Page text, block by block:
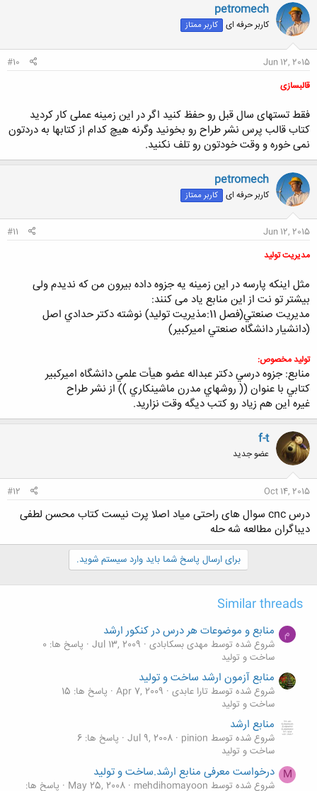
petromech
کاربر حرفه ای کاربر ممتاز
Jun 12, 2015
#10
قالبسازی
فقط تستهای سال قبل رو حفظ کنید اگر در این زمینه عملی کار کردید
کتاب قالب پرس نشر طراح رو بخونید وگرنه هیچ کدام از کتابها به دردتون
نمی خوره و وقت خودتون رو تلف نکنید.
petromech
کاربر حرفه ای کاربر ممتاز
Jun 12, 2015
#11
مدیریت تولید
مثل اینکه پارسه در این زمینه یه جزوه داده بیرون من که ندیدم ولی
بیشتر تو نت از این منابع یاد می کنند:
مديريت صنعتي(فصل 11:مذيريت توليد) نوشته دكتر حدادي اصل
(دانشيار دانشگاه صنعتي اميركبير)
توليد مخصوص:
منابع: جزوه درسي دكتر عبداله عضو هيأت علمي دانشگاه اميركبير
كتابي با عنوان (( روشهاي مدرن ماشينكاري )) از نشر طراح
غیره این هم زیاد رو کتب دیگه وقت نزارید.
f-t
عضو جدید
Oct 14, 2015
#12
درس cnc سوال های راحتی میاد اصلا پرت نیست کتاب محسن لطفی
دیباگران مطالعه شه حله
برای ارسال پاسخ شما باید وارد سیستم شوید.
Similar threads
م منابع و موضوعات هر درس در کنکور ارشد
شروع شده توسط مهدی بسکابادی Jul 13, 2009 پاسخ ها: 0
ساخت و تولید
منابع آزمون ارشد ساخت و تولید
شروع شده توسط تارا عابدی Apr 7, 2009 پاسخ ها: 15
ساخت و تولید
منابع ارشد
شروع شده توسط pinion Jul 9, 2008 پاسخ ها: 6
ساخت و تولید
M درخواست معرفی منابع ارشد.ساخت و تولید
شروع شده توسط mehdihomayoon May 25, 2008
پاسخ ها: